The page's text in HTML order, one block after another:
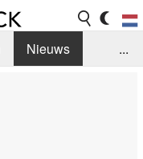
Nieuws
...